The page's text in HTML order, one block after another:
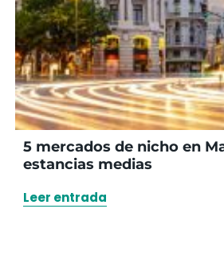
5 mercados de nicho en
estancias medias
Leer entrada